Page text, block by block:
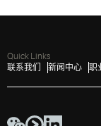
Quick Links
联系我们
新闻中心 职